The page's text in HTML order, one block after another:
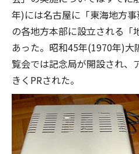
年)には名古屋に「東海地方
の各地方本部に設立される「
あった。昭和45年(1970年)
覧会では記念局が開設され、
きくPRされた。